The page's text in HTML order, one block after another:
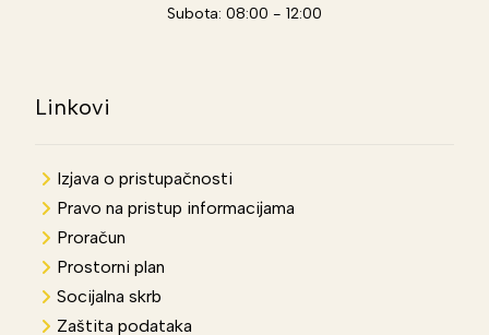
Subota: 08:00 - 12:00
Linkovi
Izjava o pristupačnosti
Pravo na pristup informacijama
Proračun
Prostorni plan
Socijalna skrb
Zaštita podataka